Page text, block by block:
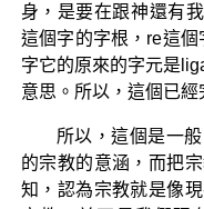
身，是要在跟神還有
這個字的字根，re這
字它的原來的字元是
意思。所以，這個已經
所以，這個是一
的宗教的意涵，而把
知，認為宗教就是像